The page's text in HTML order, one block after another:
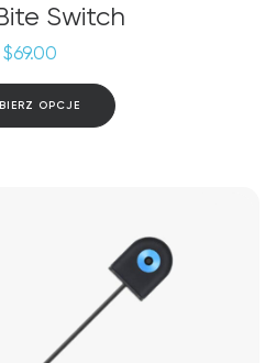
Switch
$69.00
OPCJE
produkt
wybrać
na
stronie
produktu